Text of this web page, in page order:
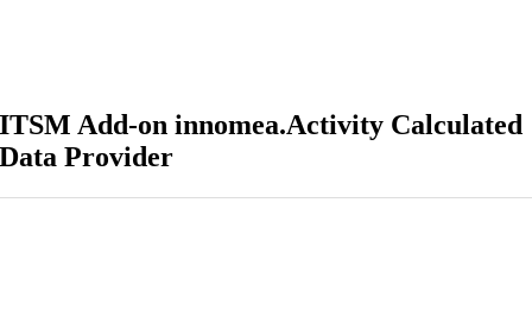
ITSM Add-on innomea.Activity Calculated
Data Provider